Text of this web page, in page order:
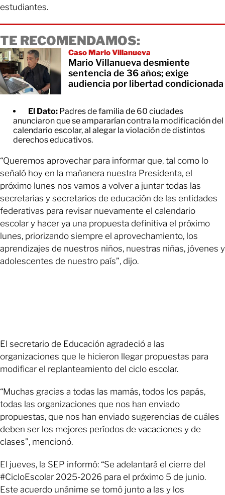
estudiantes.
TE RECOMENDAMOS:
Caso Mario Villanueva
Mario Villanueva desmiente
sentencia de 36 años; exige
audiencia por libertad condicionada
El Dato: Padres de familia de 60 ciudades
anunciaron que se ampararían contra la modificación del
calendario escolar, al alegar la violación de distintos
derechos educativos.
“Queremos aprovechar para informar que, tal como lo
señaló hoy en la mañanera nuestra Presidenta, el
próximo lunes nos vamos a volver a juntar todas las
secretarias y secretarios de educación de las entidades
federativas para revisar nuevamente el calendario
escolar y hacer ya una propuesta definitiva el próximo
lunes, priorizando siempre el aprovechamiento, los
aprendizajes de nuestros niños, nuestras niñas, jóvenes y
adolescentes de nuestro país”, dijo.
El secretario de Educación agradeció a las
organizaciones que le hicieron llegar propuestas para
modificar el replanteamiento del ciclo escolar.
“Muchas gracias a todas las mamás, todos los papás,
todas las organizaciones que nos han enviado
propuestas, que nos han enviado sugerencias de cuáles
deben ser los mejores períodos de vacaciones y de
clases”, mencionó.
El jueves, la SEP informó: “Se adelantará el cierre del
#CicloEscolar 2025-2026 para el próximo 5 de junio.
Este acuerdo unánime se tomó junto a las y los